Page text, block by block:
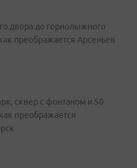
двора до горнолыжного
преображается Арсеньев
сквер с фонтаном и 50
преображается